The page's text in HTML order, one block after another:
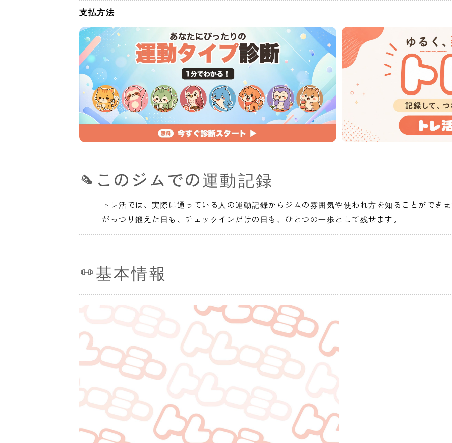
支払方法
このジムでの運動記録
トレ活では、実際に通っている人の運動記録からジムの雰囲気や使われ方を知ることができ
がっつり鍛えた日も、チェックインだけの日も、ひとつの一歩として残せます。
基本情報